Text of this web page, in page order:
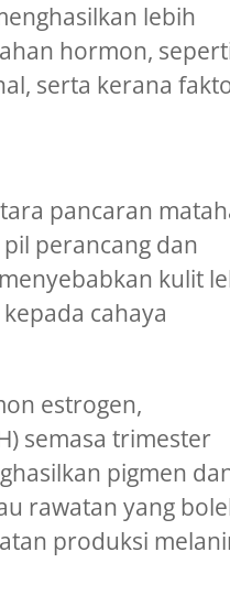
lebih
hormon,
serta kerana
pancaran
perancang dan
kulit
cahaya
estrogen,
semasa trimester
pigmen
rawatan yang
produksi